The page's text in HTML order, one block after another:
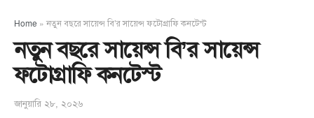
Home » নতুন বছরে সায়েন্স বি’র সায়েন্স ফটোগ্রাফি কনটেস্ট
নতুন বছরে সায়েন্স বি’র সায়েন্স
ফটোগ্রাফি কনটেস্ট
জানুয়ারি ২৮, ২০২৬